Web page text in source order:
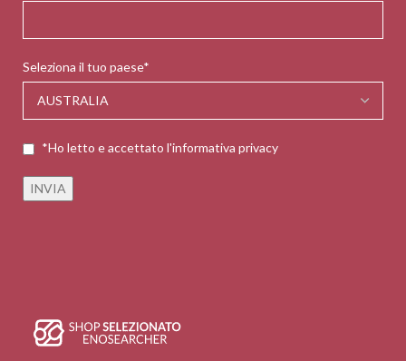
Seleziona il tuo paese*
*Ho letto e accettato l'informativa privacy